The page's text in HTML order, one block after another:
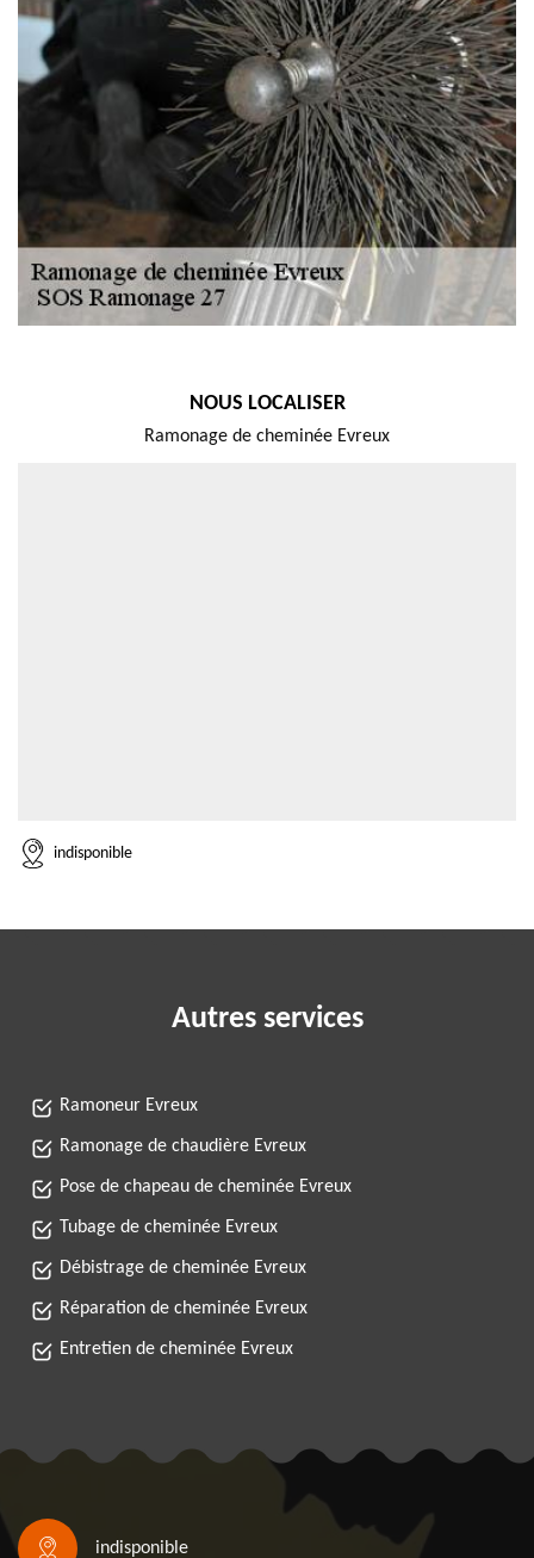
NOUS LOCALISER
Ramonage de cheminée Evreux
indisponible
Autres services
Ramoneur Evreux
Ramonage de chaudière Evreux
Pose de chapeau de cheminée Evreux
Tubage de cheminée Evreux
Débistrage de cheminée Evreux
Réparation de cheminée Evreux
Entretien de cheminée Evreux
indisponible